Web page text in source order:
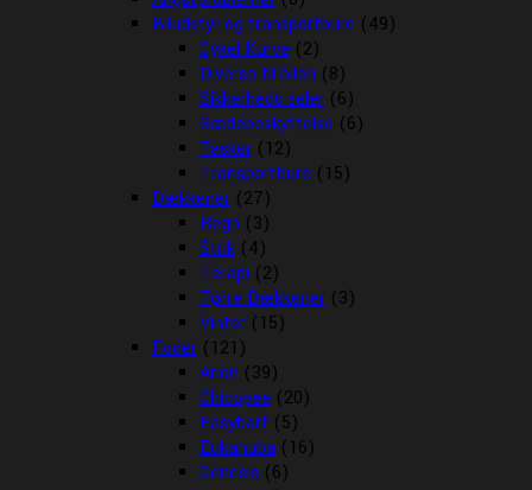
Biludstyr og transportbure (49)
Cykel Kurve (2)
Diverse til bilen (8)
Sikkerheds seler (6)
Sædebeskyttelse (6)
Tasker (12)
Transportbure (15)
Dækkener (27)
Regn (3)
Strik (4)
Terapi (2)
Tørre Dækkener (3)
Vinter (15)
Foder (121)
Arion (39)
Chicopee (20)
Easybarf (5)
Eukanuba (16)
Genesis (6)